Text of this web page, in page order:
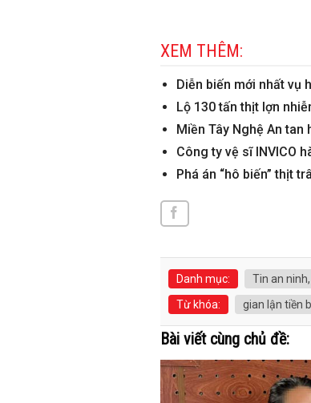
XEM THÊM:
Diễn biến mới nhất vụ
Lộ 130 tấn thịt lợn
Miền Tây Nghệ An
Công ty vệ sĩ INVICO
Phá án “hô biến” thịt
Danh mục:
Tin an
Từ khóa:
gian lận tiền
Bài viết cùng chủ đề: